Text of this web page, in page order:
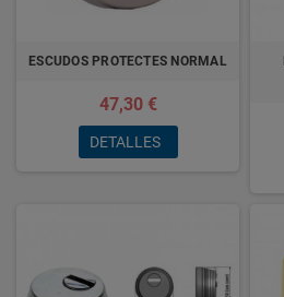
ESCUDOS PROTECTES NORMAL
47,30 €
DETALLES